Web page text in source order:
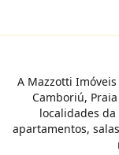
A Mazzotti
Camboriú,
localidades
apartamentos,